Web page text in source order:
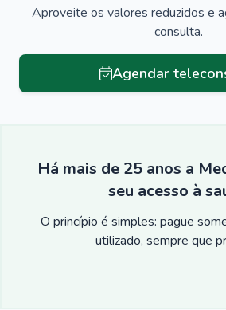
Aproveite os valores reduzidos e
consulta.
Agendar
Há mais de 25 anos a
seu acesso à
O princípio é simples: pague
utilizado, sempre que